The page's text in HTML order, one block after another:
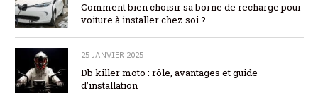
Comment bien choisir sa borne de recharge pour
voiture à installer chez soi ?
25 JANVIER 2025
Db killer moto : rôle, avantages et guide
d’installation